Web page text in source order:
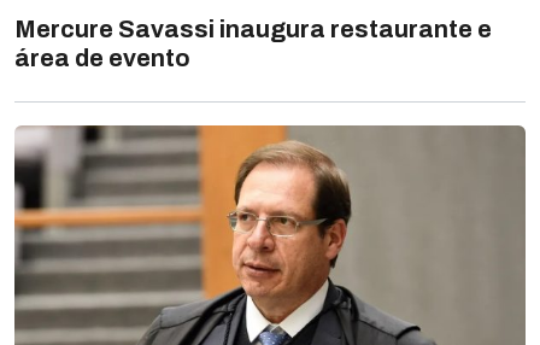
Mercure Savassi inaugura restaurante e
área de evento